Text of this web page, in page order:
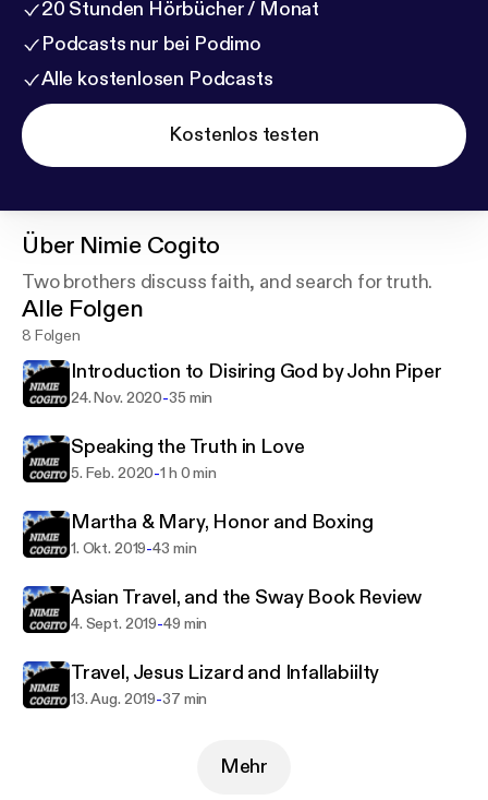
20 Stunden Hörbücher / Monat
Podcasts nur bei Podimo
Alle kostenlosen Podcasts
Kostenlos testen
Über Nimie Cogito
Two brothers discuss faith, and search for truth.
Alle Folgen
8 Folgen
Introduction to Disiring God by John Piper
24. Nov. 2020-35 min
Speaking the Truth in Love
5. Feb. 2020-1 h 0 min
Martha & Mary, Honor and Boxing
1. Okt. 2019-43 min
Asian Travel, and the Sway Book Review
4. Sept. 2019-49 min
Travel, Jesus Lizard and Infallabiilty
13. Aug. 2019-37 min
Mehr